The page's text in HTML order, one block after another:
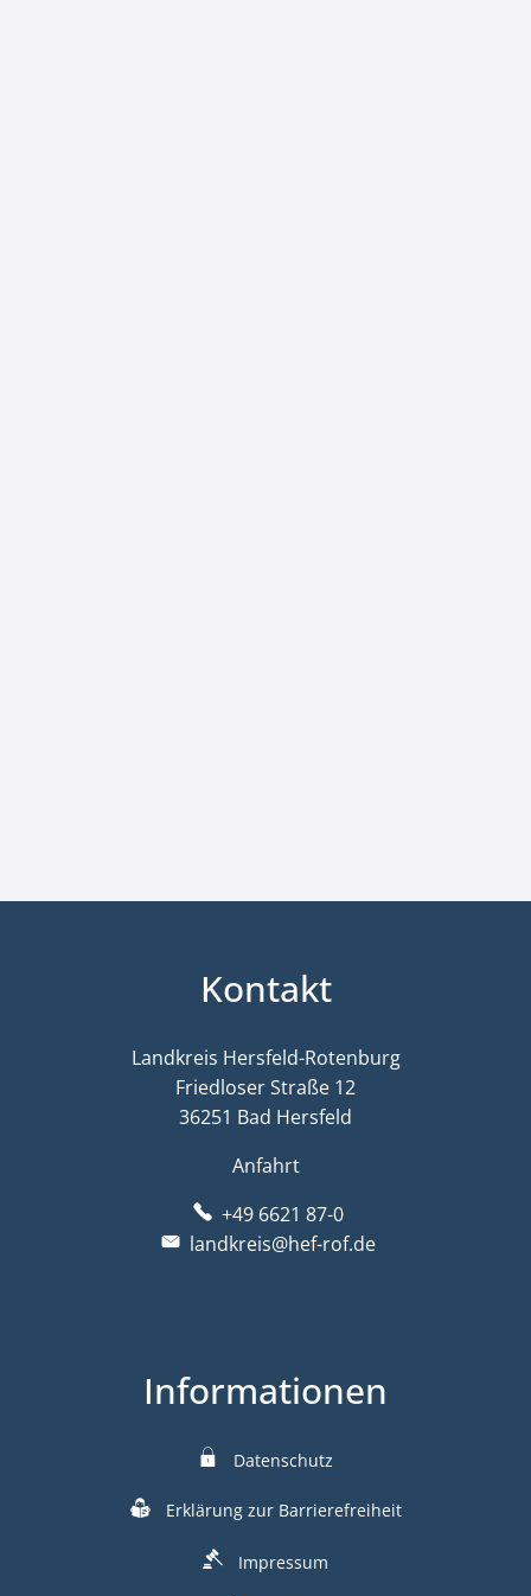
Kontakt
Landkreis Hersfeld-Rotenburg
Friedloser Straße 12
36251 Bad Hersfeld
Anfahrt
+49 6621 87-0
landkreis@hef-rof.de
Informationen
Datenschutz
Erklärung zur Barrierefreiheit
Impressum